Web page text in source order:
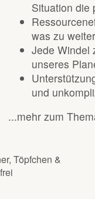
Situation die
was zu
Jede Windel
unseres
und
...mehr zum